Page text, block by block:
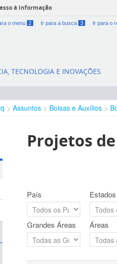
à informação
o menu 2 Ir para a busca 3 Ir para o
TECNOLOGIA E INOVAÇÕES
Assuntos Bolsas e Auxílios
Projetos
País Estados
Grandes Áreas Áreas